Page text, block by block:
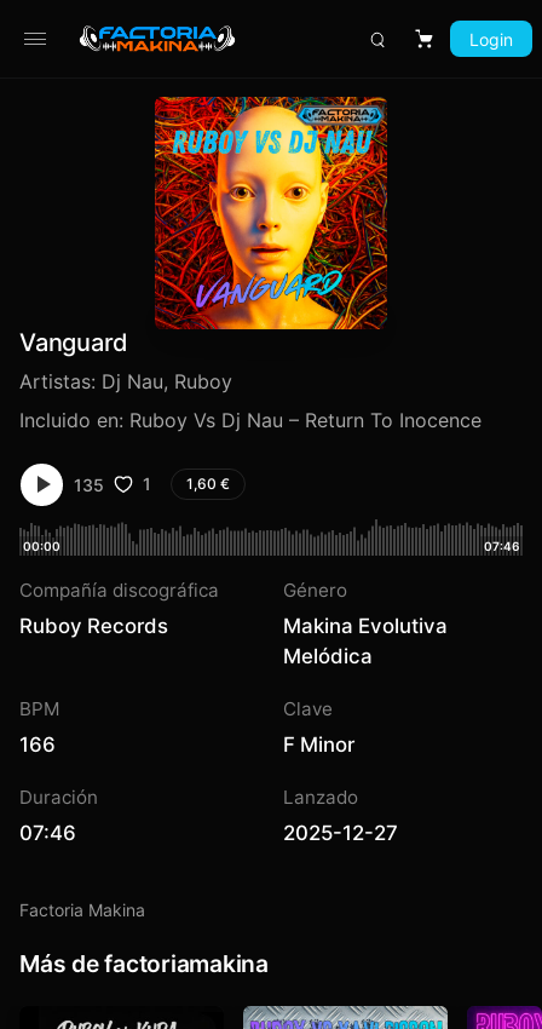
Carrito
Login
Vanguard
Artistas: Dj Nau, Ruboy
Incluido en: Ruboy Vs Dj Nau – Return To Inocence
135 1 1,60 €
00:00 07:46
Compañía discográfica
Ruboy Records
Género
Makina Evolutiva
Melódica
BPM
166
Clave
F Minor
Duración
07:46
Lanzado
2025-12-27
Factoria Makina
Más de factoriamakina